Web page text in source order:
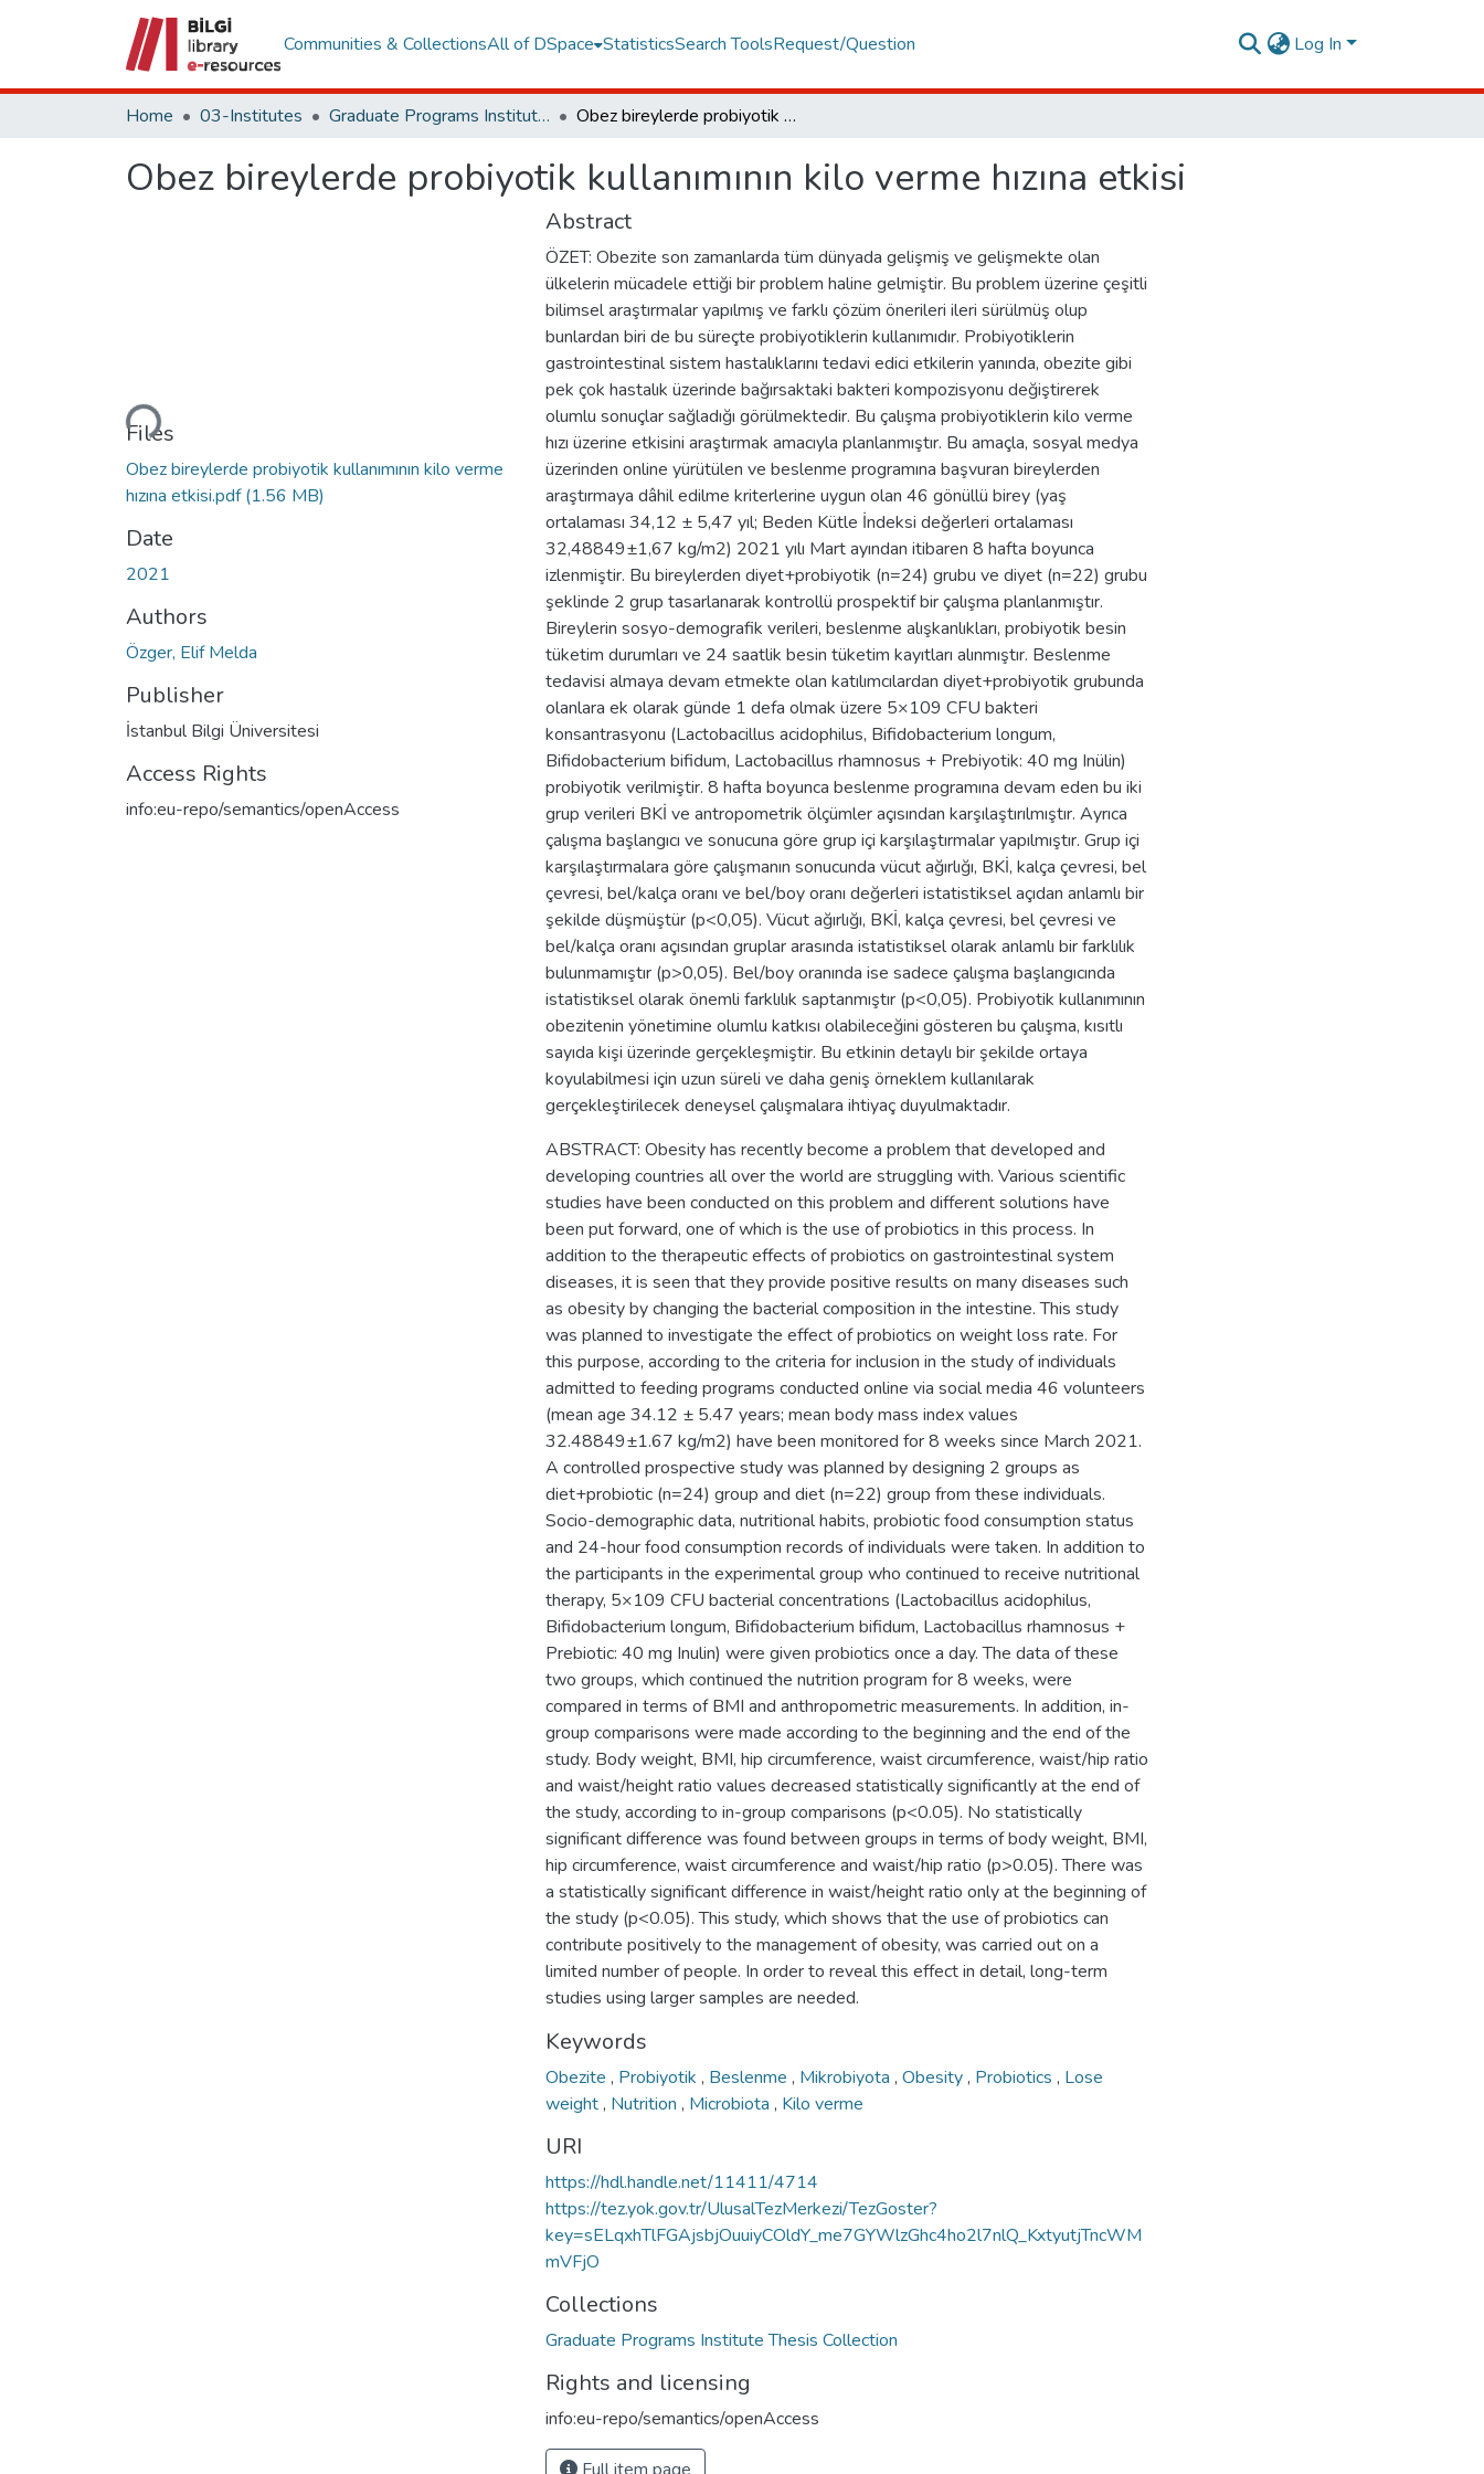
Communities & CollectionsAll of DSpace StatisticsSearch ToolsRequest/Question Log In
Home 03-Institutes Graduate Programs Institute Thesis Collection Obez bireylerde probiyotik kullanımının kilo verme hızına etkisi
Obez bireylerde probiyotik kullanımının kilo verme hızına etkisi
Loading...
Files
Obez bireylerde probiyotik kullanımının kilo verme
hızına etkisi.pdf(1.56 MB)
Date
2021
Authors
Özger, Elif Melda
Publisher
İstanbul Bilgi Üniversitesi
Access Rights
info:eu-repo/semantics/openAccess
Abstract
ÖZET: Obezite son zamanlarda tüm dünyada gelişmiş ve gelişmekte olan
ülkelerin mücadele ettiği bir problem haline gelmiştir. Bu problem üzerine çeşitli
bilimsel araştırmalar yapılmış ve farklı çözüm önerileri ileri sürülmüş olup
bunlardan biri de bu süreçte probiyotiklerin kullanımıdır. Probiyotiklerin
gastrointestinal sistem hastalıklarını tedavi edici etkilerin yanında, obezite gibi
pek çok hastalık üzerinde bağırsaktaki bakteri kompozisyonu değiştirerek
olumlu sonuçlar sağladığı görülmektedir. Bu çalışma probiyotiklerin kilo verme
hızı üzerine etkisini araştırmak amacıyla planlanmıştır. Bu amaçla, sosyal medya
üzerinden online yürütülen ve beslenme programına başvuran bireylerden
araştırmaya dâhil edilme kriterlerine uygun olan 46 gönüllü birey (yaş
ortalaması 34,12 ± 5,47 yıl; Beden Kütle İndeksi değerleri ortalaması
32,48849±1,67 kg/m2) 2021 yılı Mart ayından itibaren 8 hafta boyunca
izlenmiştir. Bu bireylerden diyet+probiyotik (n=24) grubu ve diyet (n=22) grubu
şeklinde 2 grup tasarlanarak kontrollü prospektif bir çalışma planlanmıştır.
Bireylerin sosyo-demografik verileri, beslenme alışkanlıkları, probiyotik besin
tüketim durumları ve 24 saatlik besin tüketim kayıtları alınmıştır. Beslenme
tedavisi almaya devam etmekte olan katılımcılardan diyet+probiyotik grubunda
olanlara ek olarak günde 1 defa olmak üzere 5×109 CFU bakteri
konsantrasyonu (Lactobacillus acidophilus, Bifidobacterium longum,
Bifidobacterium bifidum, Lactobacillus rhamnosus + Prebiyotik: 40 mg Inülin)
probiyotik verilmiştir. 8 hafta boyunca beslenme programına devam eden bu iki
grup verileri BKİ ve antropometrik ölçümler açısından karşılaştırılmıştır. Ayrıca
çalışma başlangıcı ve sonucuna göre grup içi karşılaştırmalar yapılmıştır. Grup içi
karşılaştırmalara göre çalışmanın sonucunda vücut ağırlığı, BKİ, kalça çevresi, bel
çevresi, bel/kalça oranı ve bel/boy oranı değerleri istatistiksel açıdan anlamlı bir
şekilde düşmüştür (p<0,05). Vücut ağırlığı, BKİ, kalça çevresi, bel çevresi ve
bel/kalça oranı açısından gruplar arasında istatistiksel olarak anlamlı bir farklılık
bulunmamıştır (p>0,05). Bel/boy oranında ise sadece çalışma başlangıcında
istatistiksel olarak önemli farklılık saptanmıştır (p<0,05). Probiyotik kullanımının
obezitenin yönetimine olumlu katkısı olabileceğini gösteren bu çalışma, kısıtlı
sayıda kişi üzerinde gerçekleşmiştir. Bu etkinin detaylı bir şekilde ortaya
koyulabilmesi için uzun süreli ve daha geniş örneklem kullanılarak
gerçekleştirilecek deneysel çalışmalara ihtiyaç duyulmaktadır.
ABSTRACT: Obesity has recently become a problem that developed and
developing countries all over the world are struggling with. Various scientific
studies have been conducted on this problem and different solutions have
been put forward, one of which is the use of probiotics in this process. In
addition to the therapeutic effects of probiotics on gastrointestinal system
diseases, it is seen that they provide positive results on many diseases such
as obesity by changing the bacterial composition in the intestine. This study
was planned to investigate the effect of probiotics on weight loss rate. For
this purpose, according to the criteria for inclusion in the study of individuals
admitted to feeding programs conducted online via social media 46 volunteers
(mean age 34.12 ± 5.47 years; mean body mass index values
32.48849±1.67 kg/m2) have been monitored for 8 weeks since March 2021.
A controlled prospective study was planned by designing 2 groups as
diet+probiotic (n=24) group and diet (n=22) group from these individuals.
Socio-demographic data, nutritional habits, probiotic food consumption status
and 24-hour food consumption records of individuals were taken. In addition to
the participants in the experimental group who continued to receive nutritional
therapy, 5×109 CFU bacterial concentrations (Lactobacillus acidophilus,
Bifidobacterium longum, Bifidobacterium bifidum, Lactobacillus rhamnosus +
Prebiotic: 40 mg Inulin) were given probiotics once a day. The data of these
two groups, which continued the nutrition program for 8 weeks, were
compared in terms of BMI and anthropometric measurements. In addition, in-
group comparisons were made according to the beginning and the end of the
study. Body weight, BMI, hip circumference, waist circumference, waist/hip ratio
and waist/height ratio values decreased statistically significantly at the end of
the study, according to in-group comparisons (p<0.05). No statistically
significant difference was found between groups in terms of body weight, BMI,
hip circumference, waist circumference and waist/hip ratio (p>0.05). There was
a statistically significant difference in waist/height ratio only at the beginning of
the study (p<0.05). This study, which shows that the use of probiotics can
contribute positively to the management of obesity, was carried out on a
limited number of people. In order to reveal this effect in detail, long-term
studies using larger samples are needed.
Keywords
Obezite , Probiyotik , Beslenme , Mikrobiyota , Obesity, Probiotics , Lose
weight, Nutrition , Microbiota , Kilo verme
URI
https://hdl.handle.net/11411/4714
https://tez.yok.gov.tr/UlusalTezMerkezi/TezGoster?
key=sELqxhTlFGAjsbjOuuiyCOldY_me7GYWlzGhc4ho2l7nlQ_KxtyutjTncWM
mVFjO
Collections
Graduate Programs Institute Thesis Collection
Rights and licensing
info:eu-repo/semantics/openAccess